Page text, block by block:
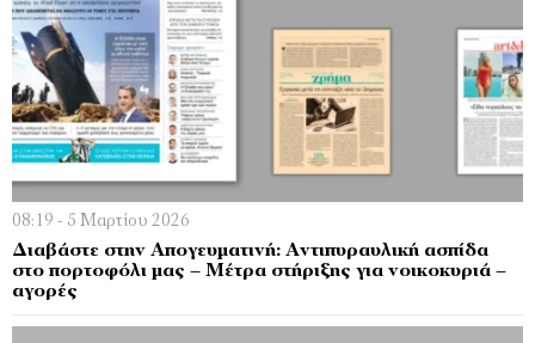
08:19 - 5 Μαρτίου 2026
Διαβάστε στην Απογευματινή: Αντιπυραυλική ασπίδα
στο πορτοφόλι μας – Μέτρα στήριξης για νοικοκυριά –
αγορές